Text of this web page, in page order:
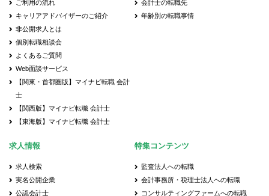
ご利用の流れ
キャリアアドバイザーのご紹介
非公開求人とは
個別転職相談会
よくあるご質問
Web面談サービス
【関東・首都圏版】マイナビ転職 会計
士
【関西版】マイナビ転職 会計士
【東海版】マイナビ転職 会計士
会計士の転職先
年齢別の転職事情
求人情報
求人検索
実名公開企業
公認会計士
特集コンテンツ
監査法人への転職
会計事務所・税理士法人への転職
コンサルティングファームへの転職